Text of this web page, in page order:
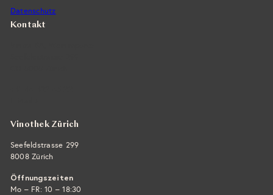
Datenschutz
Kontakt
Vinothek Zürich
Seefeldstrasse 299
8008 Zürich
Öffnungszeiten
Mo – FR: 10 – 18:30